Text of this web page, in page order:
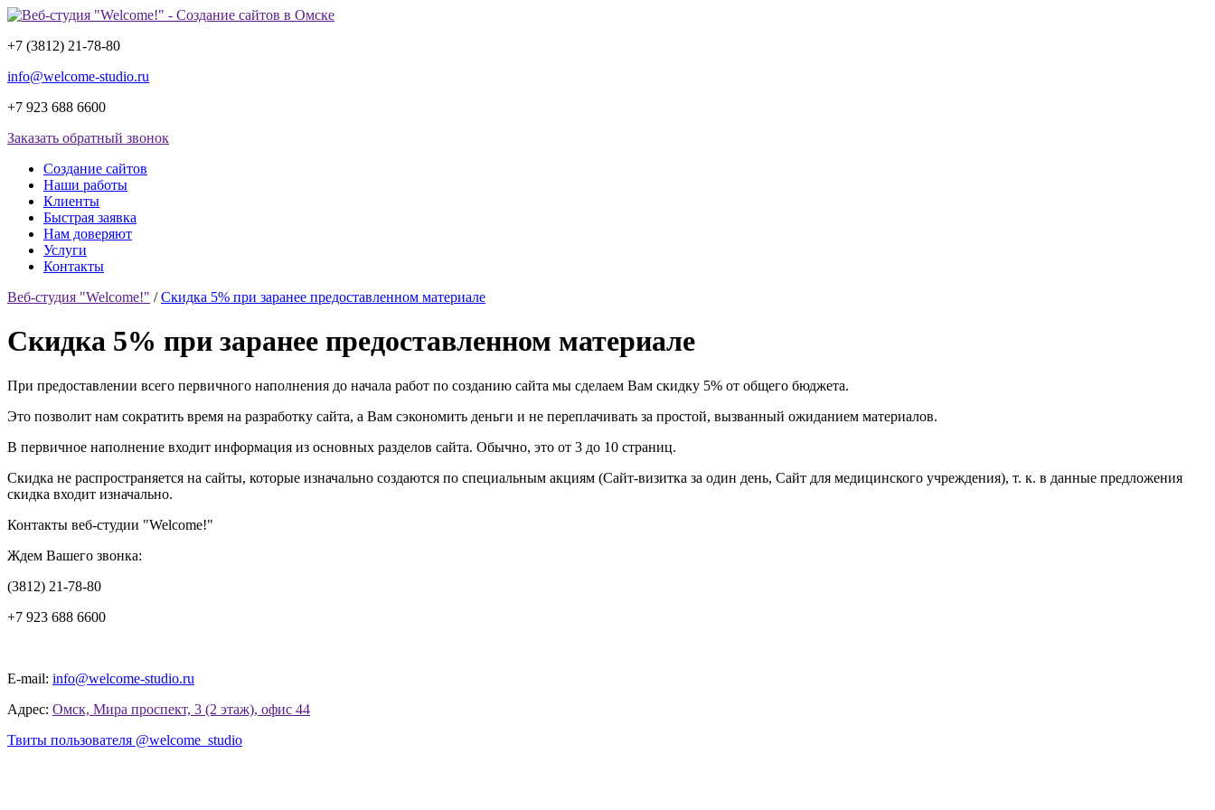
+7 (3812) 21-78-80
info@welcome-studio.ru
+7 923 688 6600
Заказать обратный звонок
Создание сайтов
Наши работы
Клиенты
Быстрая заявка
Нам доверяют
Услуги
Контакты
Веб-студия "Welcome!" / Скидка 5% при заранее предоставленном материале
Скидка 5% при заранее предоставленном материале
При предоставлении всего первичного наполнения до начала работ по созданию сайта мы сделаем Вам скидку 5% от общего бюджета.
Это позволит нам сократить время на разработку сайта, а Вам сэкономить деньги и не переплачивать за простой, вызванный ожиданием материалов.
В первичное наполнение входит информация из основных разделов сайта. Обычно, это от 3 до 10 страниц.
Скидка не распространяется на сайты, которые изначально создаются по специальным акциям (Сайт-визитка за один день, Сайт для медицинского учреждения), т. к. в данные предложения
скидка входит изначально.
Контакты веб-студии "Welcome!"
Ждем Вашего звонка:
(3812) 21-78-80
+7 923 688 6600
E-mail: info@welcome-studio.ru
Адрес: Омск, Мира проспект, 3 (2 этаж), офис 44
Твиты пользователя @welcome_studio